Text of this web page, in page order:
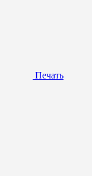
Печать